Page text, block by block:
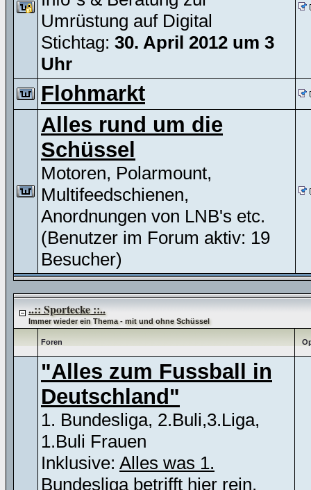
Umrüstung auf Digital
Stichtag: 30. April 2012 um 3
Uhr
Flohmarkt
Alles rund um die
Schüssel
Motoren, Polarmount,
Multifeedschienen,
Anordnungen von LNB's etc.
(Benutzer im Forum aktiv: 19
Besucher)
..:: Sportecke ::..
Immer wieder ein Thema - mit und ohne Schüssel
Foren
"Alles zum Fussball in
Deutschland"
1. Bundesliga, 2.Buli,3.Liga,
1.Buli Frauen
Inklusive: Alles was 1.
Bundesliga betrifft hier rein,